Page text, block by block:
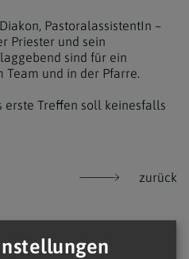
PastoralassistentIn –
Priester und sein
sind für ein
und in der Pfarre.
erste Treffen soll keinesfalls
zurück